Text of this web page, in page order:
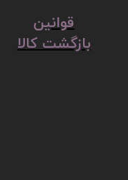
ق​​​​​​​وانین
بازگشت کالا